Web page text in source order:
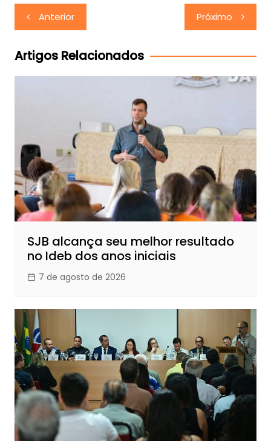
Navegação
de
Post
Anterior Próximo
Artigos Relacionados
SJB alcança seu melhor resultado
no Ideb dos anos iniciais
7 de agosto de 2026